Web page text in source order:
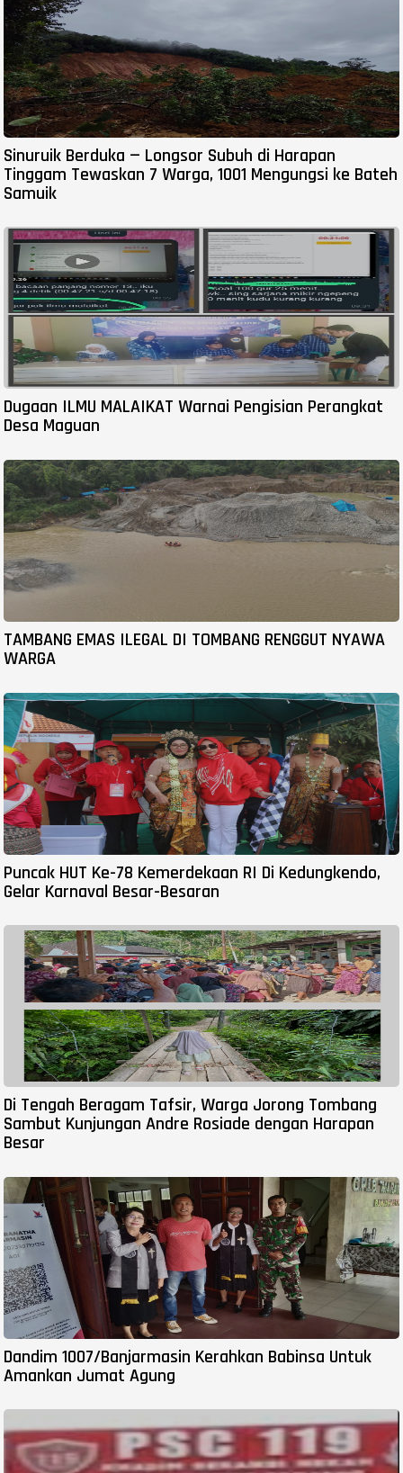
Sinuruik Berduka — Longsor Subuh di Harapan
Tinggam Tewaskan 7 Warga, 1001 Mengungsi ke Bateh
Samuik
Dugaan ILMU MALAIKAT Warnai Pengisian Perangkat
Desa Maguan
TAMBANG EMAS ILEGAL DI TOMBANG RENGGUT NYAWA
WARGA
Puncak HUT Ke-78 Kemerdekaan RI Di Kedungkendo,
Gelar Karnaval Besar-Besaran
Di Tengah Beragam Tafsir, Warga Jorong Tombang
Sambut Kunjungan Andre Rosiade dengan Harapan
Besar
Dandim 1007/Banjarmasin Kerahkan Babinsa Untuk
Amankan Jumat Agung